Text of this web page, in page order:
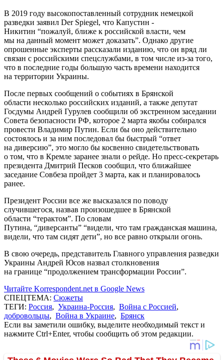
В 2019 году высокопоставленный сотрудник немецкой
разведки заявил Der Spiegel, что Капустин -
Никитин “пожалуй, ближе к российской власти, чем
мы на данный момент может доказать”. Однако другие
опрошенные эксперты рассказали изданию, что он вряд ли
связан с российскими спецслужбами, в том числе из-за того,
что в последние годы большую часть времени находится
на территории Украины.
После первых сообщений о событиях в Брянской
области несколько российских изданий, а также депутат
Госдумы Андрей Гурулев сообщили об экстренном заседании
Совета безопасности РФ, которое 2 марта якобы собирался
провести Владимир Путин. Если бы оно действительно
состоялось и за ним последовал бы быстрый “ответ
на диверсию”, это могло бы косвенно свидетельствовать
о том, что в Кремле заранее знали о рейде. Но пресс-секретарь
президента Дмитрий Песков сообщил, что ближайшее
заседание Совбеза пройдет 3 марта, как и планировалось
ранее.
Президент России все же высказался по поводу
случившегося, назвав произошедшее в Брянской
области “терактом”. По словам
Путина, “диверсанты” “видели, что там гражданская машина,
видели, что там сидят дети”, но все равно открыли огонь.
В свою очередь, представитель Главного управления разведки
Украины Андрей Юсов назвал столкновения
на границе “продолжением трансформации России”.
Читайте Korrespondent.net в Google News
СПЕЦТЕМА: Сюжеты
ТЕГИ: Россия, Украина-Россия, Война с Россией,
добровольцы, Война в Украине, Брянск
Если вы заметили ошибку, выделите необходимый текст и
нажмите Ctrl+Enter, чтобы сообщить об этом редакции.